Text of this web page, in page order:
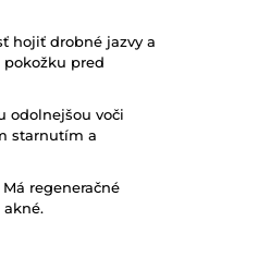
hojiť drobné jazvy a
pred
odolnejšou voči
starnutím a
regeneračné